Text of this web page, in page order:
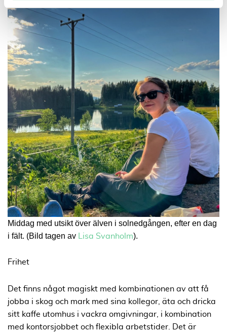
Middag med utsikt över älven i solnedgången, efter en dag
i fält. (Bild tagen av Lisa Svanholm).
Frihet
Det finns något magiskt med kombinationen av att få
jobba i skog och mark med sina kollegor, äta och dricka
sitt kaffe utomhus i vackra omgivningar, i kombination
med kontorsjobbet och flexibla arbetstider. Det är